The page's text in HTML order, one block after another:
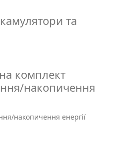
та
комплект
накопичення
накопичення енергії